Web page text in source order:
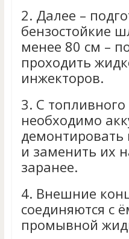
2. Далее –
бензостойкие
менее 80 см –
проходить
инжекторов.
3. С топливного
необходимо
и заменить их
заранее.
4. Внешние
соединяются с
промывной